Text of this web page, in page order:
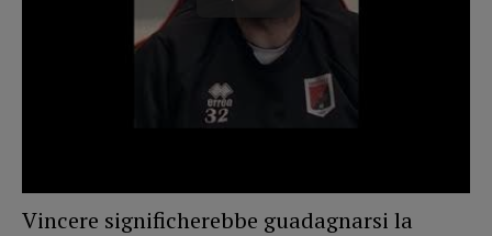
Vincere significherebbe guadagnarsi la